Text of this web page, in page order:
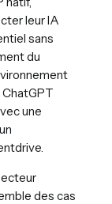
leur IA
sans
du
une
des cas